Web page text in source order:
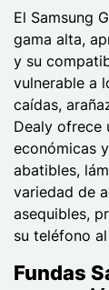
El Samsung
gama alta,
y su
vulnerable a
caídas,
Dealy ofrece
económicas
abatibles,
variedad de
asequibles,
su teléfono
Fundas